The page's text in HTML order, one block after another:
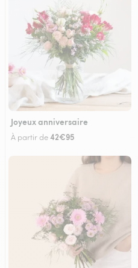
Joyeux anniversaire
À partir de42€95